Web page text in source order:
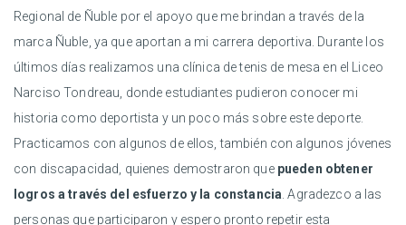
Regional de Ñuble por el apoyo que me brindan a través de la
marca Ñuble, ya que aportan a mi carrera deportiva. Durante los
últimos días realizamos una clínica de tenis de mesa en el Liceo
Narciso Tondreau, donde estudiantes pudieron conocer mi
historia como deportista y un poco más sobre este deporte.
Practicamos con algunos de ellos, también con algunos jóvenes
con discapacidad, quienes demostraron quepueden obtener
logros a través del esfuerzo y la constancia . Agradezco a las
personas que participaron y espero pronto repetir esta